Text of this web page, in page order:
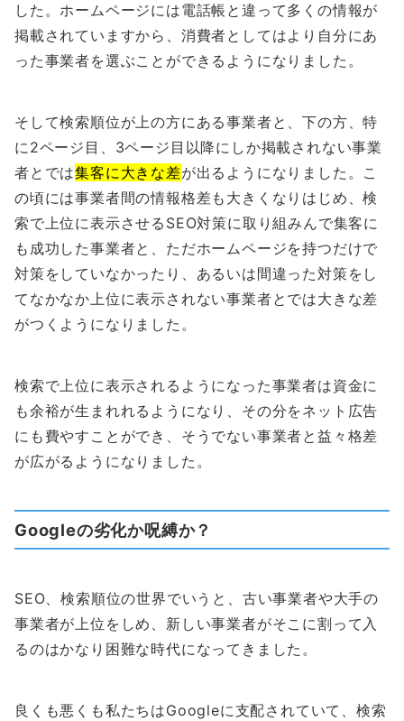
した。ホームページには電話帳と違って多くの情報が
掲載されていますから、消費者としてはより自分にあ
った事業者を選ぶことができるようになりました。
そして検索順位が上の方にある事業者と、下の方、特
に2ページ目、3ページ目以降にしか掲載されない事業
者とでは集客に大きな差が出るようになりました。こ
の頃には事業者間の情報格差も大きくなりはじめ、検
索で上位に表示させるSEO対策に取り組みんで集客に
も成功した事業者と、ただホームページを持つだけで
対策をしていなかったり、あるいは間違った対策をし
てなかなか上位に表示されない事業者とでは大きな差
がつくようになりました。
検索で上位に表示されるようになった事業者は資金に
も余裕が生まれれるようになり、その分をネット広告
にも費やすことができ、そうでない事業者と益々格差
が広がるようになりました。
Googleの劣化か呪縛か？
SEO、検索順位の世界でいうと、古い事業者や大手の
事業者が上位をしめ、新しい事業者がそこに割って入
るのはかなり困難な時代になってきました。
良くも悪くも私たちはGoogleに支配されていて、検索